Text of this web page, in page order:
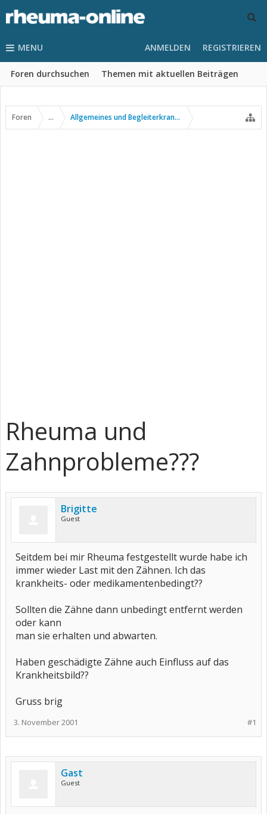
MENU
Foren durchsuchen Themen mit aktuellen Beiträgen
ANMELDEN REGISTRIEREN
Foren ... Allgemeines und Begleiterkrankungen
Rheuma und
Zahnprobleme???
Brigitte
Guest
Seitdem bei mir Rheuma festgestellt wurde habe ich
immer wieder Last mit den Zähnen. Ich das
krankheits- oder medikamentenbedingt??
Sollten die Zähne dann unbedingt entfernt werden
oder kann
man sie erhalten und abwarten.
Haben geschädigte Zähne auch Einfluss auf das
Krankheitsbild??
Gruss brig
#1
3. November 2001
Gast
Guest